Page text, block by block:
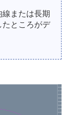
線または長期
ところがデ